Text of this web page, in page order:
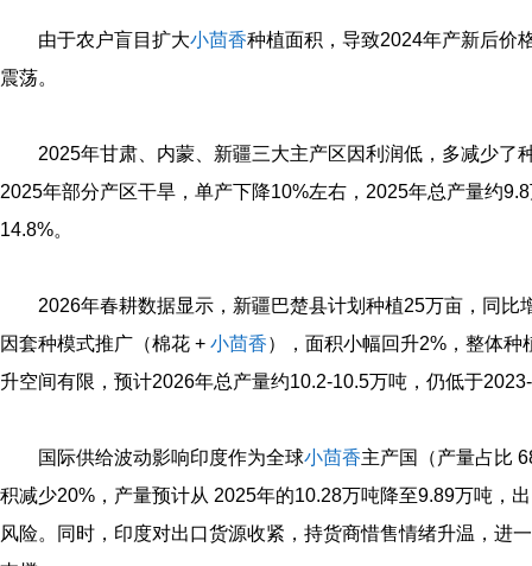
由于农户盲目扩大小茴香种植面积，导致2024年产新后价
震荡。
2025年甘肃、内蒙、新疆三大主产区因利润低，多减少了
2025年部分产区干旱，单产下降10%左右，2025年总产量约
14.8%。
2026年春耕数据显示，新疆巴楚县计划种植25万亩，同比
因套种模式推广（棉花 + 小茴香），面积小幅回升2%，整体
升空间有限，预计2026年总产量约10.2-10.5万吨，仍低于
国际供给波动影响印度作为全球小茴香主产国（产量占比
积减少20%，产量预计从 2025年的10.28万吨降至9.89万吨，
风险。同时，印度对出口货源收紧，持货商惜售情绪升温，进